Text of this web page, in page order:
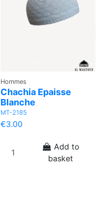
Hommes
Chachia Epaisse
Blanche
MT-2185
€3.00
Add to
basket